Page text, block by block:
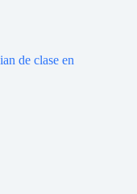
de clase en